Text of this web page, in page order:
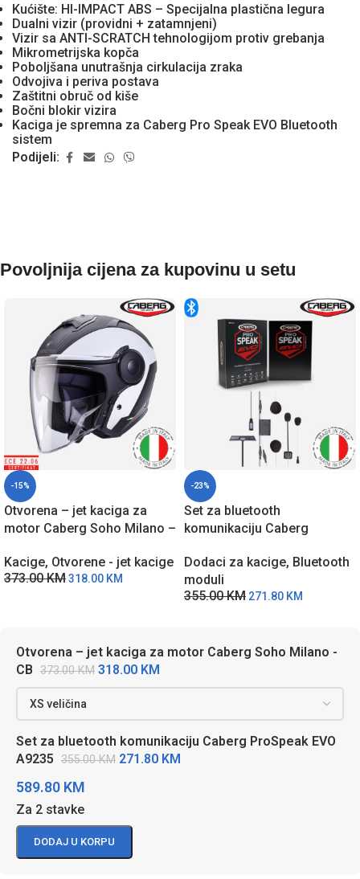
Kućište: HI-IMPACT ABS – Specijalna plastična legura
Dualni vizir (providni + zatamnjeni)
Vizir sa ANTI-SCRATCH tehnologijom protiv grebanja
Mikrometrijska kopča
Poboljšana unutrašnja cirkulacija zraka
Odvojiva i periva postava
Zaštitni obruč od kiše
Bočni blokir vizira
Kaciga je spremna za Caberg Pro Speak EVO Bluetooth
sistem
Podijeli:
Povoljnija cijena za kupovinu u setu
-15%
Otvorena – jet kaciga za
motor Caberg Soho Milano –
Kacige, Otvorene - jet kacige
373.00KM318.00 KM
-23%
Set za bluetooth
komunikaciju Caberg
Dodaci za kacige, Bluetooth
moduli
355.00KM 271.80 KM
Otvorena – jet kaciga za motor Caberg Soho Milano -
CB 373.00KM 318.00 KM
Set za bluetooth komunikaciju Caberg ProSpeak EVO
A9235 355.00KM 271.80 KM
589.80 KM
Za 2 stavke
DODAJ U KORPU